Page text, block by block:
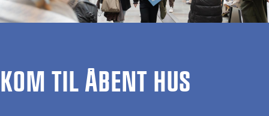
KOM TIL ÅBENT HUS